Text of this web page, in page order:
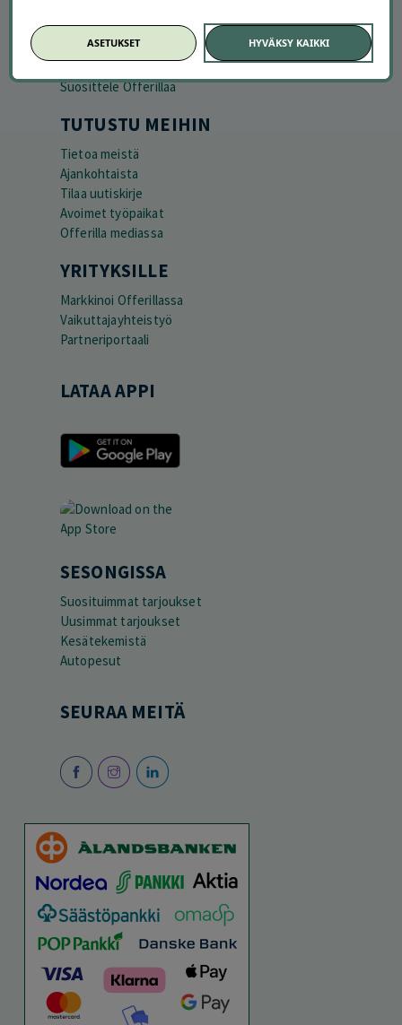
Asiakaspalvelu
Kuinka Offerilla toimii
Usein kysytyt kysymykset
Suosittele Offerillaa
TUTUSTU MEIHIN
Tietoa meistä
Ajankohtaista
Tilaa uutiskirje
Avoimet työpaikat
Offerilla mediassa
YRITYKSILLE
Markkinoi Offerillassa
Vaikuttajayhteistyö
Partneriportaali
LATAA APPI
SESONGISSA
Suosituimmat tarjoukset
Uusimmat tarjoukset
Kesätekemistä
Autopesut
SEURAA MEITÄ
ASETUKSET HYVÄKSY KAIKKI